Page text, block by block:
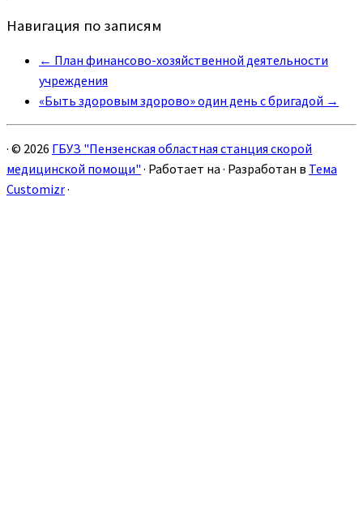
Навигация по записям
← План финансово-хозяйственной деятельности
учреждения
«Быть здоровым здорово» один день с бригадой →
· © 2026 ГБУЗ "Пензенская областная станция скорой
медицинской помощи" · Работает на · Разработан в Тема
Customizr·